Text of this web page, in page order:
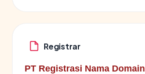
Registrar
PT Registrasi Nama Domain